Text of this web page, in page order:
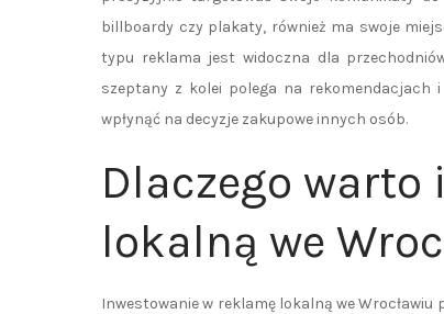
billboardy czy plakaty, również ma swoje
typu reklama jest widoczna dla
szeptany z kolei polega na rekomendacjach
wpłynąć na decyzje zakupowe innych osób.
Dlaczego
lokalną we
Inwestowanie w reklamę lokalną we